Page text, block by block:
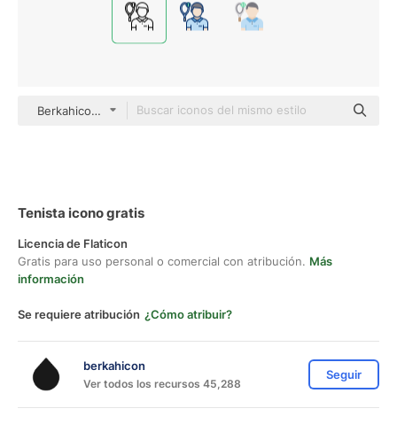
Berkahicon Lineal
Tenista icono gratis
Licencia de Flaticon
Gratis para uso personal o comercial con atribución. Más
información
Se requiere atribución ¿Cómo atribuir?
berkahicon
Ver todos los recursos 45,288
Seguir